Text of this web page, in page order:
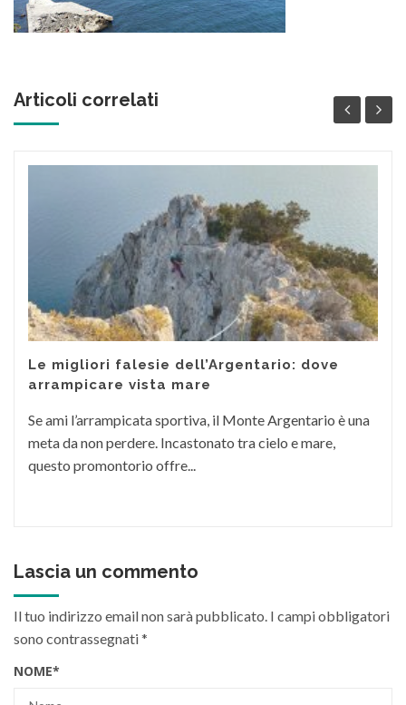
Articoli correlati
Le migliori falesie dell’Argentario: dove
arrampicare vista mare
Se ami l’arrampicata sportiva, il Monte Argentario è una
meta da non perdere. Incastonato tra cielo e mare,
questo promontorio offre...
Lascia un commento
Il tuo indirizzo email non sarà pubblicato. I campi obbligatori
sono contrassegnati*
NOME*